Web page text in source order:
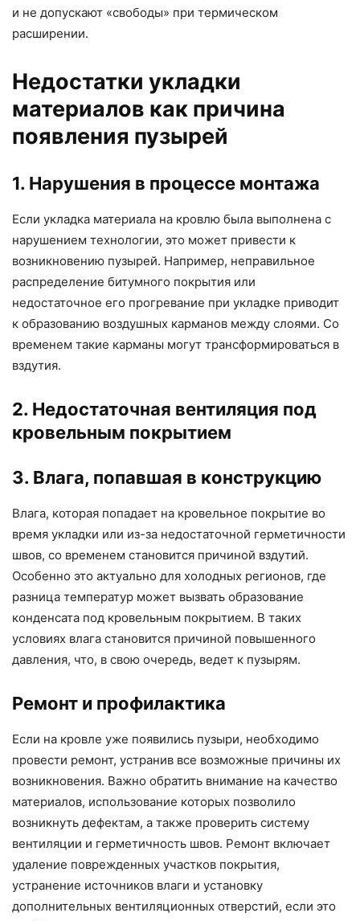
и не допускают «свободы» при термическом
расширении.
Недостатки укладки
материалов как причина
появления пузырей
1. Нарушения в процессе монтажа
Если укладка материала на кровлю была выполнена с
нарушением технологии, это может привести к
возникновению пузырей. Например, неправильное
распределение битумного покрытия или
недостаточное его прогревание при укладке приводит
к образованию воздушных карманов между слоями. Со
временем такие карманы могут трансформироваться в
вздутия.
2. Недостаточная вентиляция под
кровельным покрытием
3. Влага, попавшая в конструкцию
Влага, которая попадает на кровельное покрытие во
время укладки или из-за недостаточной герметичности
швов, со временем становится причиной вздутий.
Особенно это актуально для холодных регионов, где
разница температур может вызвать образование
конденсата под кровельным покрытием. В таких
условиях влага становится причиной повышенного
давления, что, в свою очередь, ведет к пузырям.
Ремонт и профилактика
Если на кровле уже появились пузыри, необходимо
провести ремонт, устранив все возможные причины их
возникновения. Важно обратить внимание на качество
материалов, использование которых позволило
возникнуть дефектам, а также проверить систему
вентиляции и герметичность швов. Ремонт включает
удаление поврежденных участков покрытия,
устранение источников влаги и установку
дополнительных вентиляционных отверстий, если это